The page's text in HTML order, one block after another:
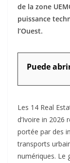
de la zone
puissance
l’Ouest.
Puede
Les 14 Real
d’Ivoire in
portée par des
transports
numériques. Le